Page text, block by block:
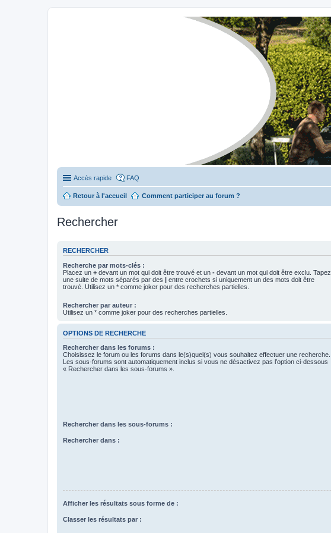
Stylevan - Vans aménagés
Accès rapide FAQ
Retour à l'accueil Comment participer au forum ?
Rechercher
RECHERCHER
Recherche par mots-clés :
Placez un + devant un mot qui doit être trouvé et un - devant un mot qui doit être exclu. Tapez
une suite de mots séparés par des | entre crochets si uniquement un des mots doit être
trouvé. Utilisez un * comme joker pour des recherches partielles.
Rechercher par auteur :
Utilisez un * comme joker pour des recherches partielles.
OPTIONS DE RECHERCHE
Rechercher dans les forums :
Choisissez le forum ou les forums dans le(s)quel(s) vous souhaitez effectuer une recherche.
Les sous-forums sont automatiquement inclus si vous ne désactivez pas l’option ci-dessous
« Rechercher dans les sous-forums ».
Rechercher dans les sous-forums :
Rechercher dans :
Afficher les résultats sous forme de :
Classer les résultats par :